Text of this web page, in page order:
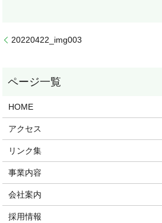
20220422_img003
HOME
アクセス
リンク集
事業内容
会社案内
採用情報